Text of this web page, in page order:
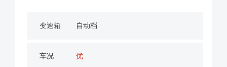
变速箱 自动档
车况 优